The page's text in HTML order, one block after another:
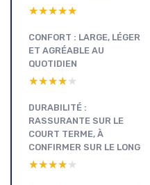
★★★★★
★★★★★
CONFORT : LARGE, LÉGER
ET AGRÉABLE AU
QUOTIDIEN
★★★★★
★★★★★
DURABILITÉ :
RASSURANTE SUR LE
COURT TERME, À
CONFIRMER SUR LE LONG
★★★★★
★★★★★